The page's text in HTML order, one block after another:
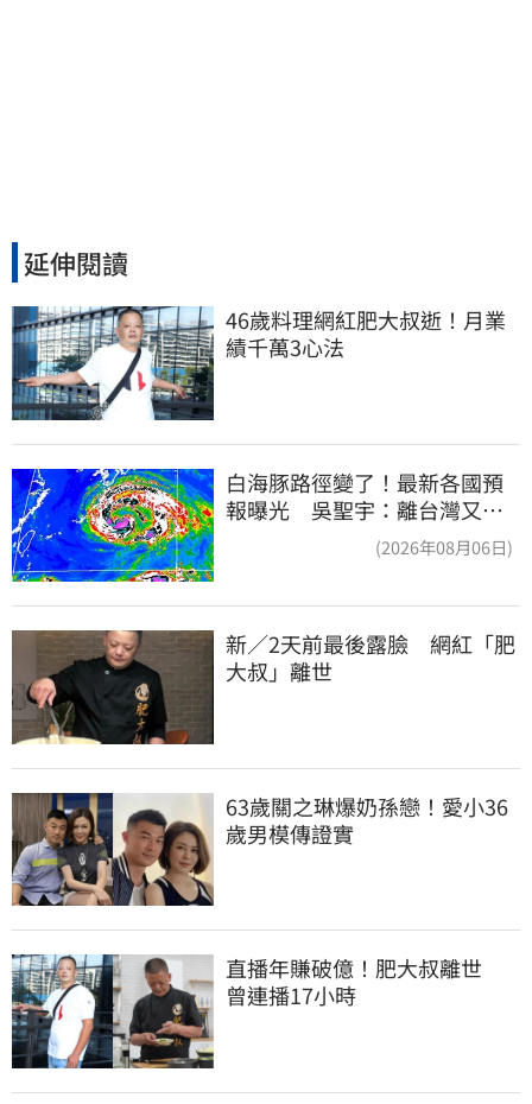
延伸閱讀
46歲料理網紅肥大叔逝！月業
績千萬3心法
白海豚路徑變了！最新各國預
報曝光 吳聖宇：離台灣又更
(2026年08月06日)
新／2天前最後露臉　網紅「肥
大叔」離世
63歲關之琳爆奶孫戀！愛小36
歲男模傳證實
直播年賺破億！肥大叔離世
曾連播17小時